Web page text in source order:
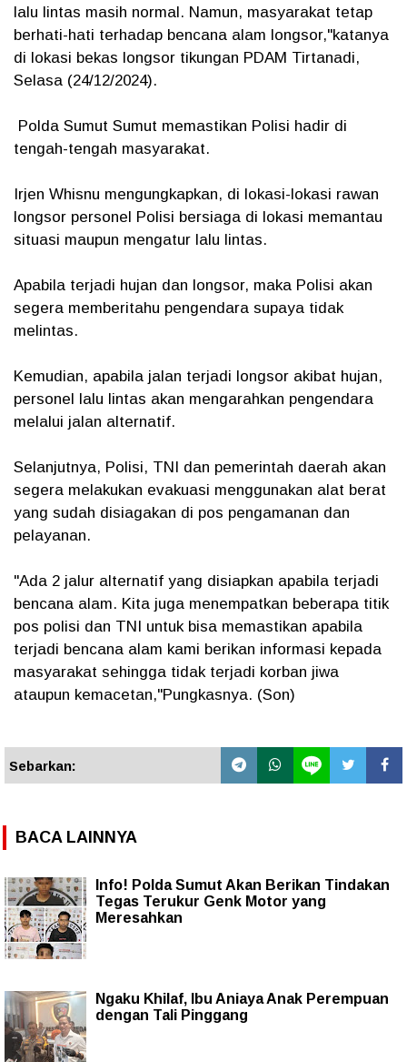
lalu lintas masih normal. Namun, masyarakat tetap
berhati-hati terhadap bencana alam longsor,"katanya
di lokasi bekas longsor tikungan PDAM Tirtanadi,
Selasa (24/12/2024).
Polda Sumut Sumut memastikan Polisi hadir di
tengah-tengah masyarakat.
Irjen Whisnu mengungkapkan, di lokasi-lokasi rawan
longsor personel Polisi bersiaga di lokasi memantau
situasi maupun mengatur lalu lintas.
Apabila terjadi hujan dan longsor, maka Polisi akan
segera memberitahu pengendara supaya tidak
melintas.
Kemudian, apabila jalan terjadi longsor akibat hujan,
personel lalu lintas akan mengarahkan pengendara
melalui jalan alternatif.
Selanjutnya, Polisi, TNI dan pemerintah daerah akan
segera melakukan evakuasi menggunakan alat berat
yang sudah disiagakan di pos pengamanan dan
pelayanan.
"Ada 2 jalur alternatif yang disiapkan apabila terjadi
bencana alam. Kita juga menempatkan beberapa titik
pos polisi dan TNI untuk bisa memastikan apabila
terjadi bencana alam kami berikan informasi kepada
masyarakat sehingga tidak terjadi korban jiwa
ataupun kemacetan,"Pungkasnya. (Son)
Sebarkan:
BACA LAINNYA
Info! Polda Sumut Akan Berikan Tindakan
Tegas Terukur Genk Motor yang
Meresahkan
Ngaku Khilaf, Ibu Aniaya Anak Perempuan
dengan Tali Pinggang